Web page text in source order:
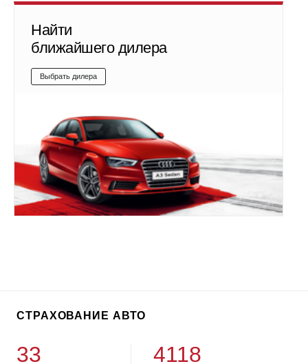
Найти
ближайшего дилера
Выбрать дилера
СТРАХОВАНИЕ АВТО
33 4118